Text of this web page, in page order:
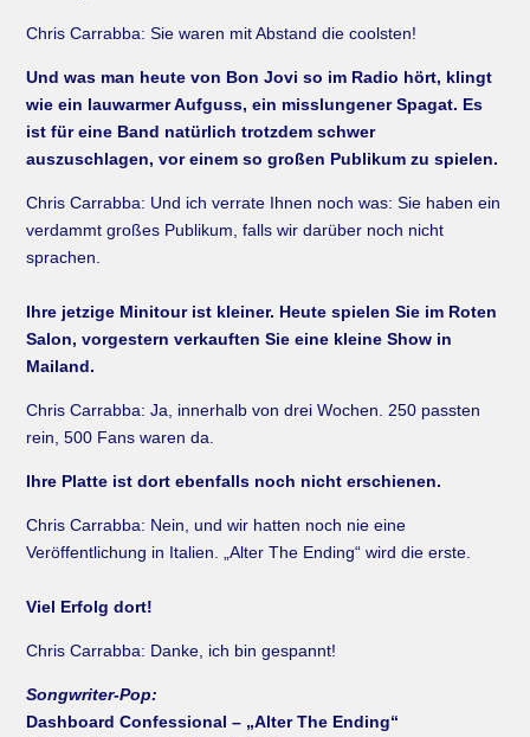
Chris Carrabba: Sie waren mit Abstand die coolsten!
Und was man heute von Bon Jovi so im Radio hört, klingt
wie ein lauwarmer Aufguss, ein misslungener Spagat. Es
ist für eine Band natürlich trotzdem schwer
auszuschlagen, vor einem so großen Publikum zu spielen.
Chris Carrabba: Und ich verrate Ihnen noch was: Sie haben ein
verdammt großes Publikum, falls wir darüber noch nicht
sprachen.
Ihre jetzige Minitour ist kleiner. Heute spielen Sie im Roten
Salon, vorgestern verkauften Sie eine kleine Show in
Mailand.
Chris Carrabba: Ja, innerhalb von drei Wochen. 250 passten
rein, 500 Fans waren da.
Ihre Platte ist dort ebenfalls noch nicht erschienen.
Chris Carrabba: Nein, und wir hatten noch nie eine
Veröffentlichung in Italien. „Alter The Ending“ wird die erste.
Viel Erfolg dort!
Chris Carrabba: Danke, ich bin gespannt!
Songwriter-Pop:
Dashboard Confessional – „Alter The Ending“